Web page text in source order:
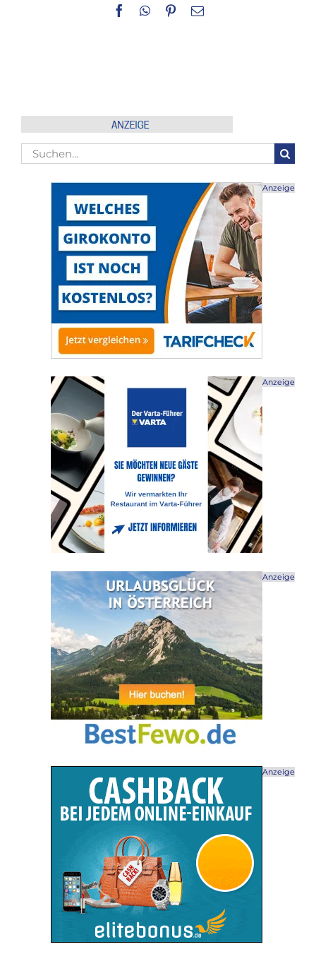
Facebook
WhatsApp
Pinterest
E-
Suche
nach:
Anzeige
Anzeige
Anzeige
Anzeige